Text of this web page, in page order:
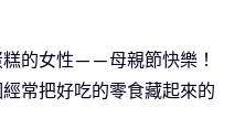
糕的女性——母親節快樂！
常把好吃的零食藏起來的